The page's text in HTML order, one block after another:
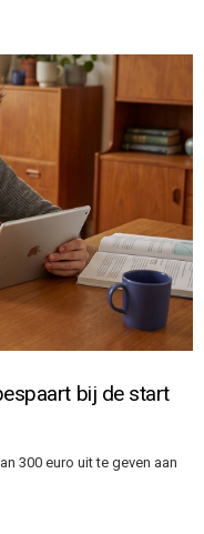
bij de start
300 euro uit te geven aan